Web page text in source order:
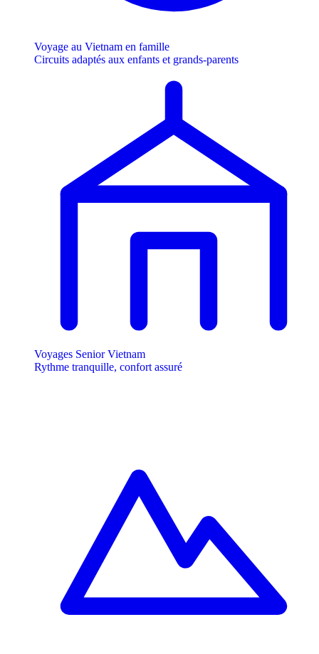
Voyage au Vietnam en famille
Circuits adaptés aux enfants et grands-parents
Voyages Senior Vietnam
Rythme tranquille, confort assuré